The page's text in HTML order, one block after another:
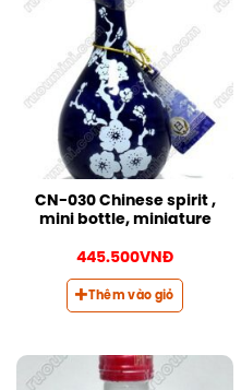
CN-030 Chinese spirit ,
mini bottle, miniature
445.500VNĐ
Thêm vào giỏ